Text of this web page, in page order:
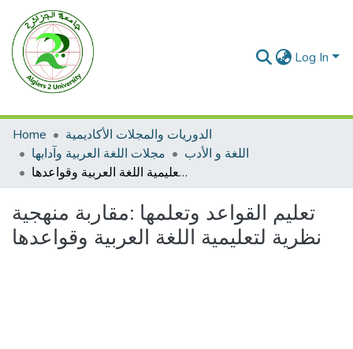
Log In
Home
الدوريات والمجلات الأكاديمية
مجلات اللغة العربية وآدابها
اللغة و الأدب
تعليم القواعد وتعلمها :مقاربة منهجية نظرية لتعليمية اللغة العربية وقواعدها
تعليم القواعد وتعلمها :مقاربة منهجية
نظرية لتعليمية اللغة العربية وقواعدها